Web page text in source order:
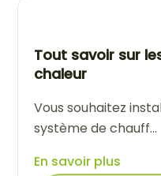
Tout savoir sur
chaleur
Vous souhaitez
système de chauff...
En savoir plus